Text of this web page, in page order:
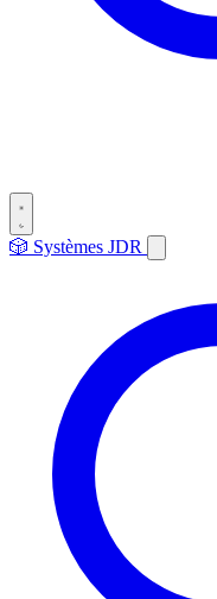
🎲 Systèmes JDR